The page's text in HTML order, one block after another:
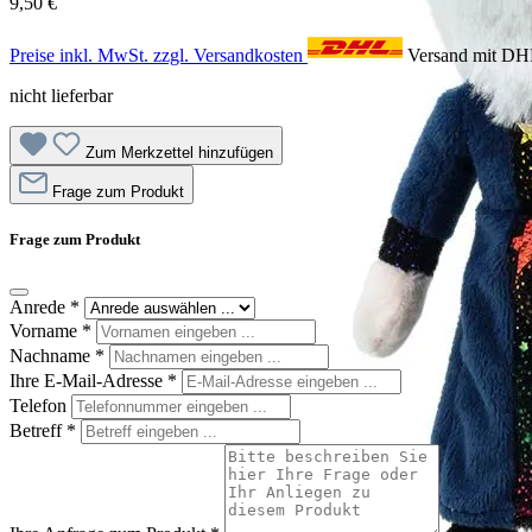
Preise inkl. MwSt. zzgl. Versandkosten
Versand mit
nicht lieferbar
Zum Merkzettel hinzufügen
Frage zum Produkt
Frage zum Produkt
Anrede *
Vorname *
Nachname *
Ihre E-Mail-Adresse *
Telefon
Betreff *